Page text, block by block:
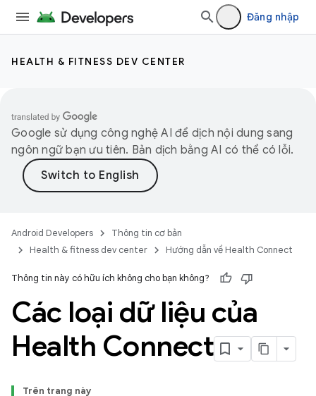
Đăng nhập
HEALTH & FITNESS DEV CENTER
Google sử dụng công nghệ AI để dịch nội dung sang
ngôn ngữ bạn ưu tiên. Bản dịch bằng AI có thể có lỗi.
Android Developers
Thông tin cơ bản
Health & fitness dev center
Hướng dẫn về Health Connect
Thông tin này có hữu ích không cho bạn không?
Các loại dữ liệu của
Health Connect
Trên trang này